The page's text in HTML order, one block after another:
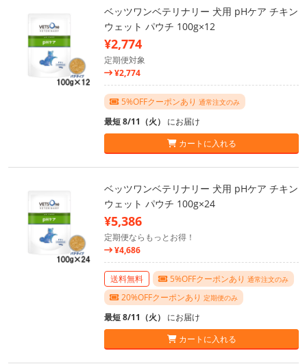
ベッツワンベテリナリー 犬用 pHケア チキン
ウェット パウチ 100g×12
¥2,774
定期便対象
¥2,774
5%OFFクーポンあり 通常注文のみ
最短 8/11（火） にお届け
カートに入れる
ベッツワンベテリナリー 犬用 pHケア チキン
ウェット パウチ 100g×24
¥5,386
定期便ならもっとお得！
¥4,686
送料無料 5%OFFクーポンあり 通常注文のみ
20%OFFクーポンあり 定期便のみ
最短 8/11（火） にお届け
カートに入れる